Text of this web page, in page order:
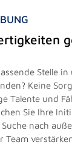
Stelle in
Keine
Talente und
Sie Ihre
nach
Team